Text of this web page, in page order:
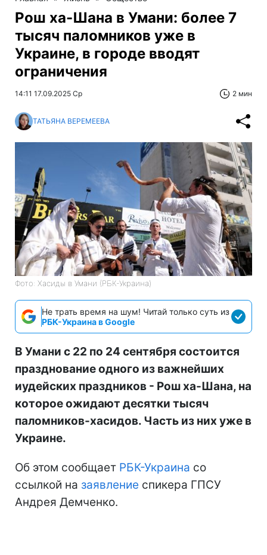
Рош ха-Шана в Умани: более 7
тысяч паломников уже в
Украине, в городе вводят
ограничения
14:11 17.09.2025 Ср 2 мин
ТАТЬЯНА ВЕРЕМЕЕВА
Фото: Хасиды в Умани (РБК-Украина)
Не трать время на шум! Читай только суть из
РБК-Украина в Google
В Умани с 22 по 24 сентября состоится
празднование одного из важнейших
иудейских праздников - Рош ха-Шана, на
которое ожидают десятки тысяч
паломников-хасидов. Часть из них уже в
Украине.
Об этом сообщает РБК-Украина со
ссылкой на заявление спикера ГПСУ
Андрея Демченко.